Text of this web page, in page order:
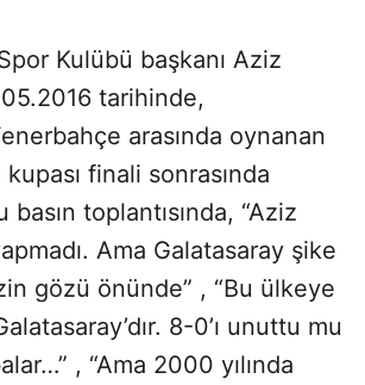
Kulübü başkanı Aziz
tarihinde,
arasında oynanan
finali sonrasında
basın toplantısında, “Aziz
Ama Galatasaray şike
gözü önünde” , “Bu ülkeye
8-0’ı unuttu mu
, “Ama 2000 yılında